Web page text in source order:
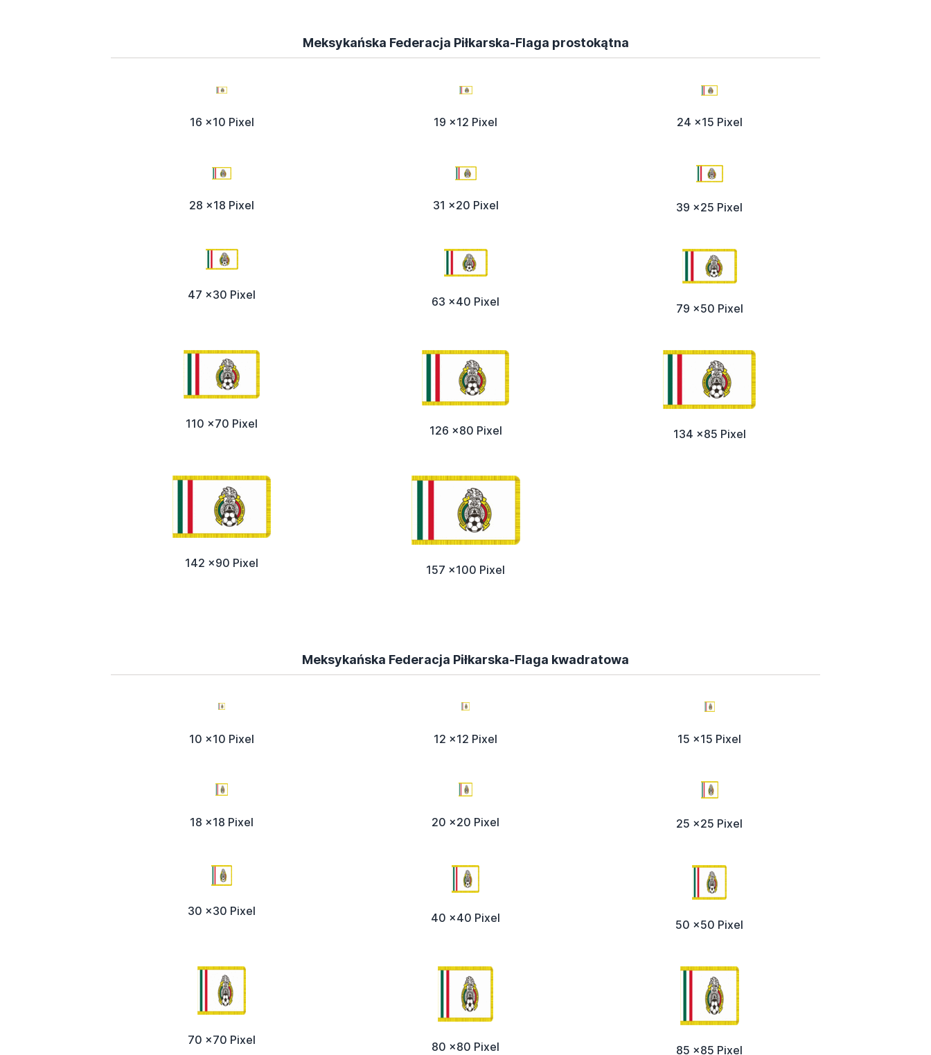
Meksykańska Federacja Piłkarska-Flaga prostokątna
16 x10 Pixel 19 x12 Pixel 24 x15 Pixel
28 x18 Pixel 31 x20 Pixel 39 x25 Pixel
47 x30 Pixel 63 x40 Pixel 79 x50 Pixel
110 x70 Pixel 126 x80 Pixel 134 x85 Pixel
142 x90 Pixel 157 x100 Pixel
Meksykańska Federacja Piłkarska-Flaga kwadratowa
10 x10 Pixel 12 x12 Pixel 15 x15 Pixel
18 x18 Pixel 20 x20 Pixel 25 x25 Pixel
30 x30 Pixel 40 x40 Pixel 50 x50 Pixel
70 x70 Pixel 80 x80 Pixel 85 x85 Pixel